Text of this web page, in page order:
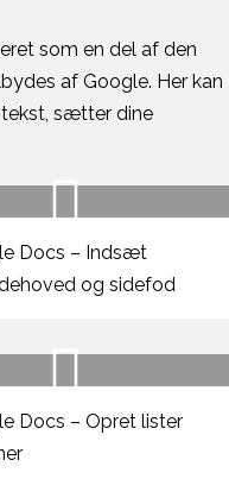
som en del af den
af Google. Her kan
sætter dine
Docs – Indsæt
og sidefod
Docs – Opret lister